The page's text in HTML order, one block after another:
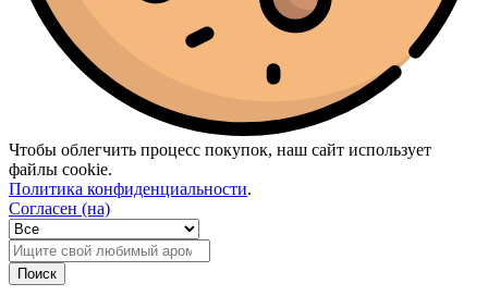
Sol De Janeiro
Sospiro
Stefano Ricci
Tauer Perfumes
The Beautiful Mind Series
The Body (1)
The House Of Oud (1)
Thomas Kosmala (2)
Tiffany (1)
Tiziana Terenzi (14)
Tom Ford
Tommy Hilfiger (2)
Trussardi (3)
Van Cleef & Arpels (1)
Versace
Чтобы облегчить процесс покупок, наш сайт использует
файлы cookie.
Политика конфиденциальности.
Согласен (на)
Поиск